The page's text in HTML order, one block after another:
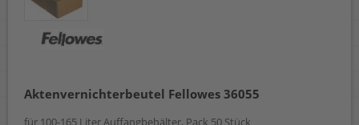
Aktenvernichterbeutel Fellowes 36055
für 100-165 Liter Auffangbehälter, Pack 50 Stück